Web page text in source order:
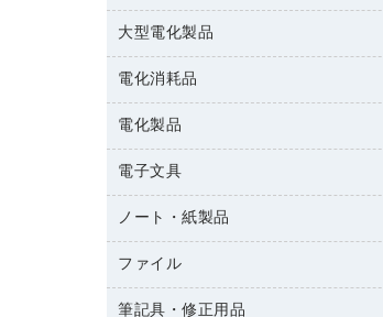
園芸用品
ペット用品
消臭・芳香剤
殺虫剤
飲食用消耗品
ハンドソープ・石鹸
トイレ用品
トイレ用洗剤
大型シュレッダー（共配）
レーザーポインター
ラミネートフィルム
ラミネータ
タイムレコーダー
シュレッダ
ＯＨＰ用品
大型電化製品
冷蔵庫・キッチン・調理家電
テレビ・ＡＶ機器
電化消耗品
電球・蛍光灯
乾電池・充電池
フィルム・カメラ用品
デスクライト
アルバム
電化製品
掃除機・クリーナー
空調・季節家電
その他電化製品
キッチン・調理家電
ＯＡタップ／延長コード
電子文具
電卓
ラベルテープ
ノート・紙製品
封筒
ファイル
名刺整理用品
筆記具・修正用品